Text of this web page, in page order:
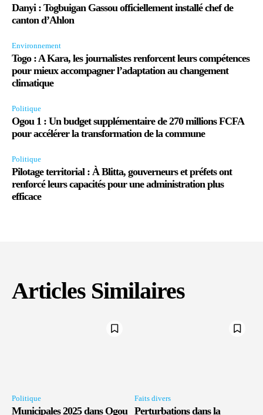
Danyi : Togbuigan Gassou officiellement installé chef de
canton d’Ahlon
Environnement
Togo : A Kara, les journalistes renforcent leurs compétences
pour mieux accompagner l’adaptation au changement
climatique
Politique
Ogou 1 : Un budget supplémentaire de 270 millions FCFA
pour accélérer la transformation de la commune
Politique
Pilotage territorial : À Blitta, gouverneurs et préfets ont
renforcé leurs capacités pour une administration plus
efficace
Articles Similaires
Politique
Municipales 2025 dans Ogou
Faits divers
Perturbations dans la